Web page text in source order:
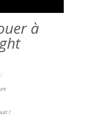
à
!